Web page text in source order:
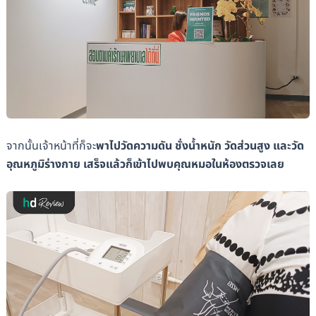
จากนั้นเจ้าหน้าที่ก็จะพาไปวัดความดัน ชั่งน้ำหนัก วัดส่วนสูง และวัด
อุณหภูมิร่างกาย เสร็จแล้วก็เข้าไปพบคุณหมอในห้องตรวจเลย